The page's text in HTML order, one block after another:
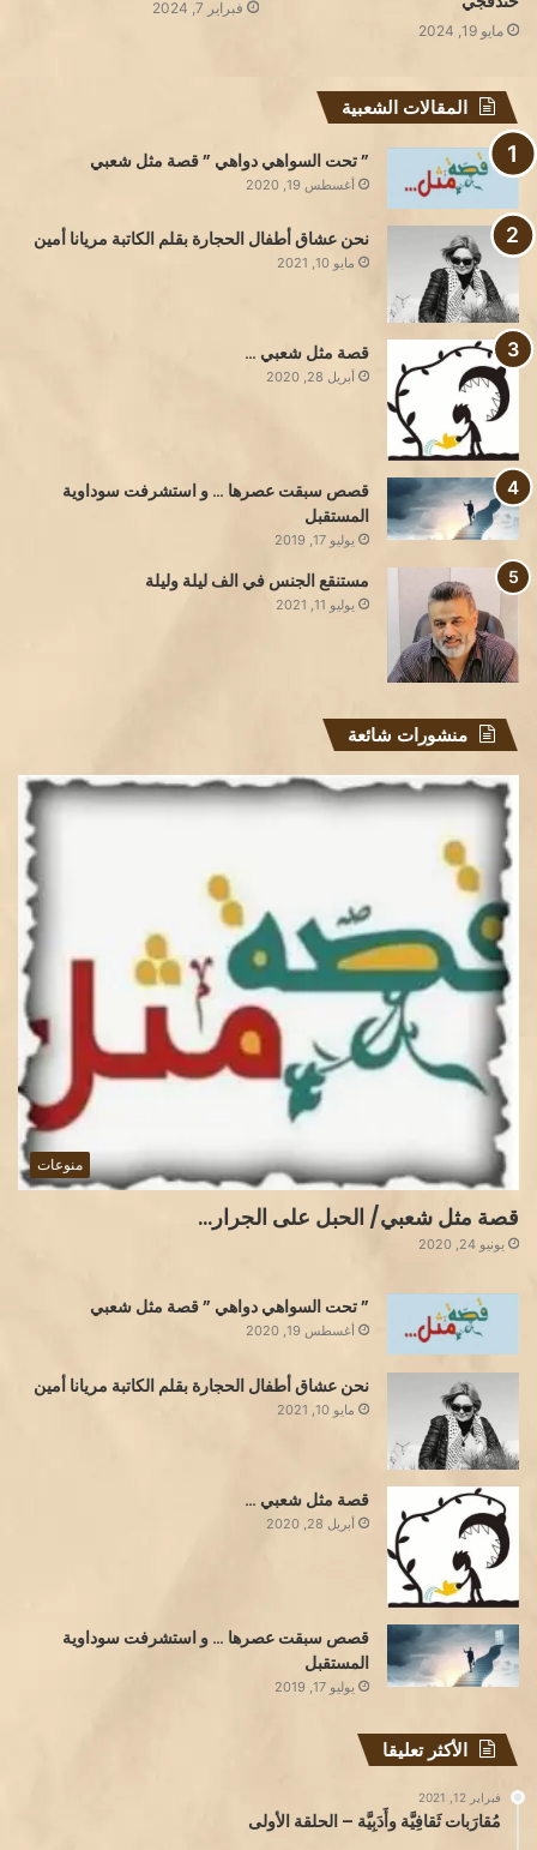
مايو 19, 2024
فبراير 7, 2024
المقالات الشعبية
” تحت السواهي دواهي ” قصة مثل شعبي
أغسطس 19, 2020
نحن عشاق أطفال الحجارة بقلم الكاتبة مريانا أمين
مايو 10, 2021
قصة مثل شعبي …
أبريل 28, 2020
قصص سبقت عصرها … و استشرفت سوداوية
المستقبل
يوليو 17, 2019
مستنقع الجنس في الف ليلة وليلة
يوليو 11, 2021
منشورات شائعة
منوعات
قصة مثل شعبي/ الحبل على الجرار…
يونيو 24, 2020
” تحت السواهي دواهي ” قصة مثل شعبي
أغسطس 19, 2020
نحن عشاق أطفال الحجارة بقلم الكاتبة مريانا أمين
مايو 10, 2021
قصة مثل شعبي …
أبريل 28, 2020
قصص سبقت عصرها … و استشرفت سوداوية
المستقبل
يوليو 17, 2019
الأكثر تعليقا
فبراير 12, 2021
مُقارَبات ثَقافِيَّة وأَدَبِيَّة – الحلقة الأولى